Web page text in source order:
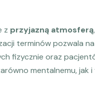
z przyjazną atmosferą
terminów pozwala na
fizycznie oraz
mentalnemu, jak